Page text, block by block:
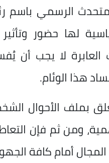
الرسمي باسم
لها حضور
العابرة لا يجب أن
هذا الوئام.
بملف الأحوال
ومن ثم فإن
أمام كافة